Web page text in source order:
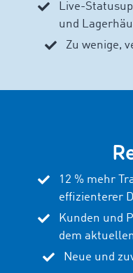
Live-
und
Zu wenige,
12 % mehr
effizienterer
Kunden und
dem
Neue und